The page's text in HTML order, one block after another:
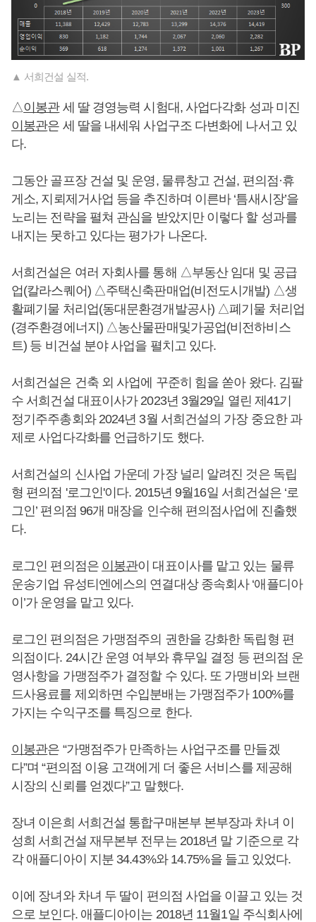
▲ 서희건설 실적.
△이봉관세 딸 경영능력 시험대, 사업다각화 성과 미진
이봉관은 세 딸을 내세워 사업구조 다변화에 나서고 있
다.
그동안 골프장 건설 및 운영, 물류창고 건설, 편의점·휴
게소, 지뢰제거사업 등을 추진하며 이른바 ‘틈새시장’을
노리는 전략을 펼쳐 관심을 받았지만 이렇다 할 성과를
내지는 못하고 있다는 평가가 나온다.
서희건설은 여러 자회사를 통해 △부동산 임대 및 공급
업(칼라스퀘어) △주택신축판매업(비전도시개발) △생
활폐기물 처리업(동대문환경개발공사) △폐기물 처리업
(경주환경에너지) △농산물판매및가공업(비전하비스
트) 등 비건설 분야 사업을 펼치고 있다.
서희건설은 건축 외 사업에 꾸준히 힘을 쏟아 왔다. 김팔
수 서희건설 대표이사가 2023년 3월29일 열린 제41기
정기주주총회와 2024년 3월 서희건설의 가장 중요한 과
제로 사업다각화를 언급하기도 했다.
서희건설의 신사업 가운데 가장 널리 알려진 것은 독립
형 편의점 '로그인'이다. 2015년 9월16일 서희건설은 ‘로
그인’ 편의점 96개 매장을 인수해 편의점사업에 진출했
다.
로그인 편의점은 이봉관이 대표이사를 맡고 있는 물류
운송기업 유성티엔에스의 연결대상 종속회사 ‘애플디아
이’가 운영을 맡고 있다.
로그인 편의점은 가맹점주의 권한을 강화한 독립형 편
의점이다. 24시간 운영 여부와 휴무일 결정 등 편의점 운
영사항을 가맹점주가 결정할 수 있다. 또 가맹비와 브랜
드사용료를 제외하면 수입분배는 가맹점주가 100%를
가지는 수익구조를 특징으로 한다.
이봉관은 “가맹점주가 만족하는 사업구조를 만들겠
다”며 “편의점 이용 고객에게 더 좋은 서비스를 제공해
시장의 신뢰를 얻겠다”고 말했다.
장녀 이은희 서희건설 통합구매본부 본부장과 차녀 이
성희 서희건설 재무본부 전무는 2018년 말 기준으로 각
각 애플디아이 지분 34.43%와 14.75%을 들고 있었다.
이에 장녀와 차녀 두 딸이 편의점 사업을 이끌고 있는 것
으로 보인다. 애플디아이는 2018년 11월1일 주식회사에